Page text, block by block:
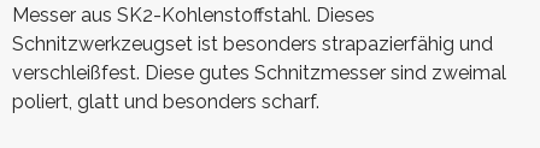
Messer aus SK2-Kohlenstoffstahl. Dieses
Schnitzwerkzeugset ist besonders strapazierfähig und
verschleißfest. Diese gutes Schnitzmesser sind zweimal
poliert, glatt und besonders scharf.